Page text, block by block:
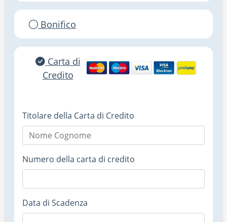
Bonifico
Carta di
Credito
Titolare della Carta di Credito
Numero della carta di credito
Data di Scadenza